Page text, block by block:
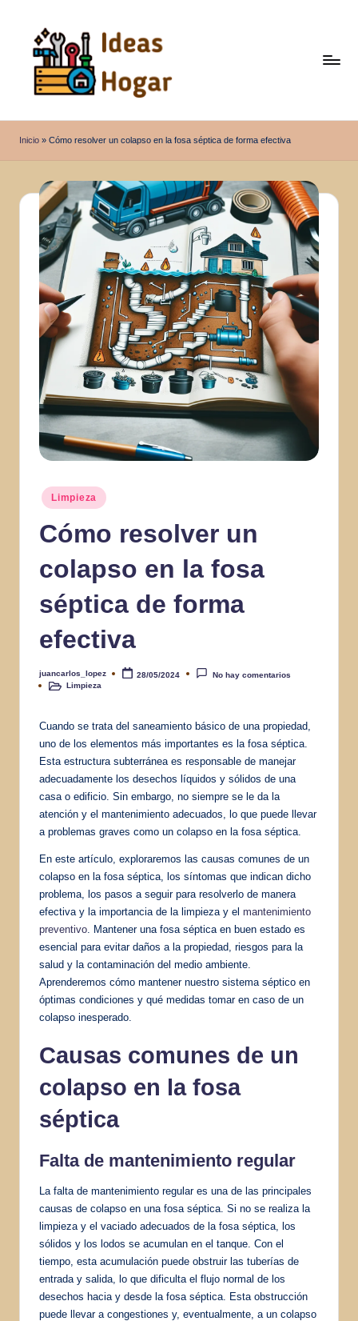
contenido
d
e
a
H
Inicio » Cómo resolver un colapso en la fosa séptica de forma efectiva
Publicado
en
Limpieza
Cómo resolver un
colapso en la fosa
séptica de forma
efectiva
Publicado
por
juancarlos_lopez 28/05/2024
No hay comentarios
PublicadoLimpieza
Cuando se trata del saneamiento básico de una propiedad,
uno de los elementos más importantes es la fosa séptica.
Esta estructura subterránea es responsable de manejar
adecuadamente los desechos líquidos y sólidos de una
casa o edificio. Sin embargo, no siempre se le da la
atención y el mantenimiento adecuados, lo que puede llevar
a problemas graves como un colapso en la fosa séptica.
En este artículo, exploraremos las causas comunes de un
colapso en la fosa séptica, los síntomas que indican dicho
problema, los pasos a seguir para resolverlo de manera
efectiva y la importancia de la limpieza y el mantenimiento
preventivo . Mantener una fosa séptica en buen estado es
esencial para evitar daños a la propiedad, riesgos para la
salud y la contaminación del medio ambiente.
Aprenderemos cómo mantener nuestro sistema séptico en
óptimas condiciones y qué medidas tomar en caso de un
colapso inesperado.
Causas comunes de un
colapso en la fosa
séptica
Falta de mantenimiento regular
La falta de mantenimiento regular es una de las principales
causas de colapso en una fosa séptica. Si no se realiza la
limpieza y el vaciado adecuados de la fosa séptica, los
sólidos y los lodos se acumulan en el tanque. Con el
tiempo, esta acumulación puede obstruir las tuberías de
entrada y salida, lo que dificulta el flujo normal de los
desechos hacia y desde la fosa séptica. Esta obstrucción
puede llevar a congestiones y, eventualmente, a un colapso